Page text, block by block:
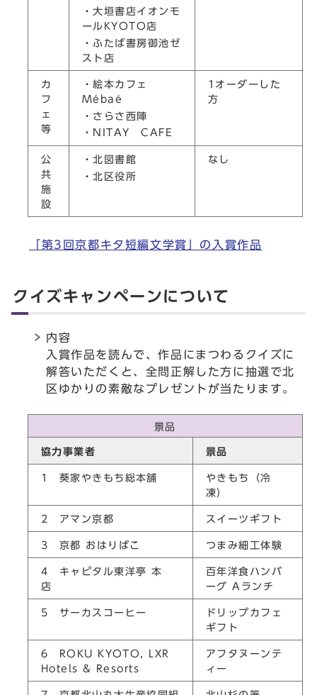
・大垣書店イオンモ
ールKYOTO店
・ふたば書房御池ゼ
スト店
カ
フ
ェ
等
・絵本カフェ
Mébaé
・さらさ西陣
・NITAY CAFE
1オーダーした
方
公
共
施
設
・北図書館
・北区役所
なし
「第3回京都キタ短編文学賞」の入賞作品
クイズキャンペーンについて
内容
入賞作品を読んで、作品にまつわるクイズに
解答いただくと、全問正解した方に抽選で北
区ゆかりの素敵なプレゼントが当たります。
景品
協力事業者 景品
1 葵家やきもち総本舗
やきもち（冷
凍）
2 アマン京都 スイーツギフト
3 京都 おはりばこ つまみ細工体験
4 キャピタル東洋亭 本
店
百年洋食ハンバ
ーグ Aランチ
5 サーカスコーヒー
ドリップカフェ
ギフト
6 ROKU KYOTO, LXR
Hotels & Resorts
アフタヌーンテ
ィー